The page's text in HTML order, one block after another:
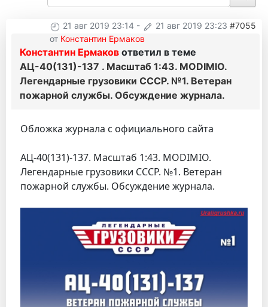
21 авг 2019 23:14 - 21 авг 2019 23:23 #7055
от Константин Ермаков
Константин Ермаков ответил в теме
АЦ-40(131)-137 . Масштаб 1:43. MODIMIO.
Легендарные грузовики СССР. №1. Ветеран
пожарной службы. Обсуждение журнала.
Обложка журнала с официального сайта
АЦ-40(131)-137. Масштаб 1:43. MODIMIO.
Легендарные грузовики СССР. №1. Ветеран
пожарной службы. Обсуждение журнала.